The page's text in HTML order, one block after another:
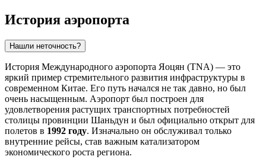
История аэропорта
Нашли неточность?
История Международного аэропорта Яоцян (TNA) — это
яркий пример стремительного развития инфраструктуры в
современном Китае. Его путь начался не так давно, но был
очень насыщенным. Аэропорт был построен для
удовлетворения растущих транспортных потребностей
столицы провинции Шаньдун и был официально открыт для
полетов в 1992 году. Изначально он обслуживал только
внутренние рейсы, став важным катализатором
экономического роста региона.